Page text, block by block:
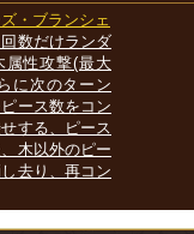
・ブランシェ
数だけランダ
属性攻撃(最大
に次のターン
ース数をコン
する、ピース
木以外のピー
去り、再コン